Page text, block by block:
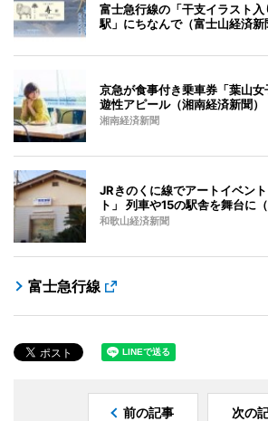
富士急行線の「干支イラスト
駅」にちなんで（富士山経済新
京急が食事付き乗車券「葉山
遊性アピール（湘南経済新聞）
湘南経済新聞
JRきのくに線でアートイベン
ト」 列車や15の駅舎を舞台に
和歌山経済新聞
富士急行線
前の記事 次の